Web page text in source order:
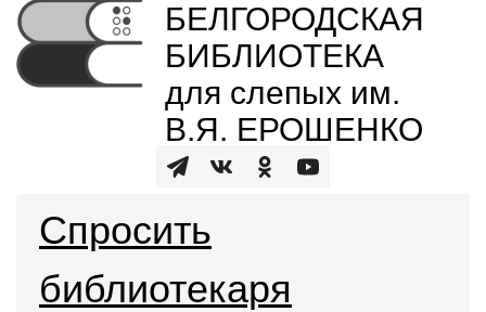
БЕЛГОРОДСКАЯ
БИБЛИОТЕКА
для слепых им.
В.Я. ЕРОШЕНКО
Спросить
библиотекаря